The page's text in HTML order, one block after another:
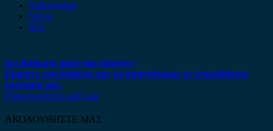
Volkswagen
Volvo
Xev
Δεν βρήκατε αυτό που ψάχνετε;
Είμαστε στη διάθεση σας να απαντήσουμε σε οποιαδήποτε
ερώτηση σας.
Επικοινωνήστε μαζί μας
ΑΚΟΛΟΥΘΗΣΤΕ ΜΑΣ